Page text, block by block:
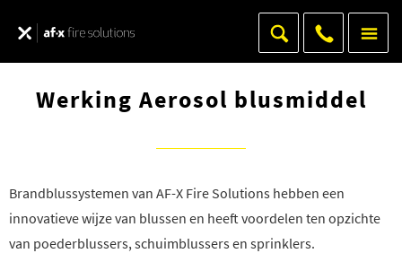
Werking Aerosol blusmiddel
Brandblussystemen van AF-X Fire Solutions hebben een
innovatieve wijze van blussen en heeft voordelen ten opzichte
van poederblussers, schuimblussers en sprinklers.